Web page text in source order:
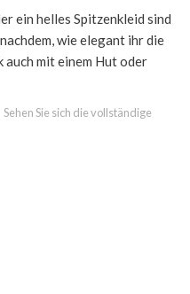
ein helles Spitzenkleid sind
wie elegant ihr die
auch mit einem Hut oder
Sehen Sie sich die vollständige